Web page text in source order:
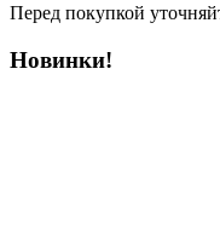
Перед покупкой
Новинки!